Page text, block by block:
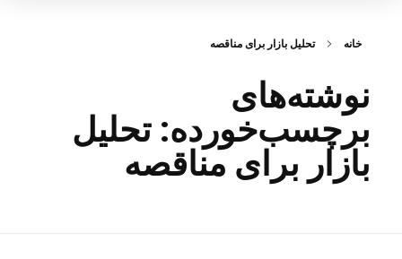
خانه تحلیل بازار برای مناقصه
نوشته‌های
برچسب‌خورده: تحلیل
بازار برای مناقصه